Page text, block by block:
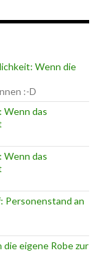
Wenn die
:-D
Wenn das
Wenn das
Personenstand an
eigene Robe zur